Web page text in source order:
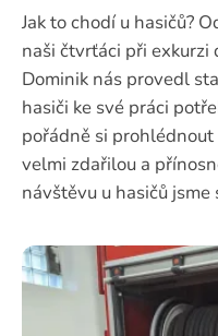
Jak to chodí u hasičů?
naši čtvrťáci při exkurzi
Dominik nás provedl
hasiči ke své práci
pořádně si
velmi zdařilou a
návštěvu u hasičů jsme